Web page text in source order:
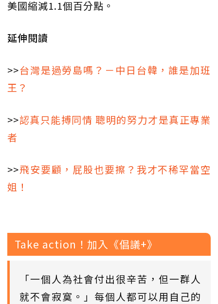
美國縮減1.1個百分點。
延伸閱讀
>>台灣是過勞島嗎？－中日台韓，誰是加班
王？
>>認真只能搏同情 聰明的努力才是真正專業
者
>>飛安要顧，屁股也要擦？我才不稀罕當空
姐！
Take action！加入《倡議+》
「一個人為社會付出很辛苦，但一群人
就不會寂寞。」每個人都可以用自己的